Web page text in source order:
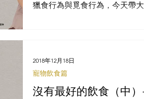
獵食行為與覓食行為，今天帶
沒有最好的飲食（中
寵物飲食篇
2018年12月18日